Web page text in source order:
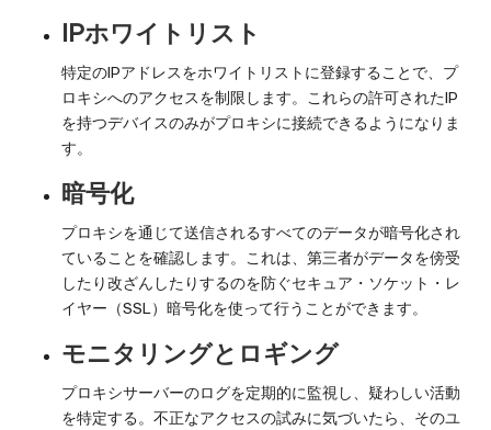
IPホワイトリスト
特定のIPアドレスをホワイトリストに登録することで、プ
ロキシへのアクセスを制限します。これらの許可されたIP
を持つデバイスのみがプロキシに接続できるようになりま
す。
暗号化
プロキシを通じて送信されるすべてのデータが暗号化され
ていることを確認します。これは、第三者がデータを傍受
したり改ざんしたりするのを防ぐセキュア・ソケット・レ
イヤー（SSL）暗号化を使って行うことができます。
モニタリングとロギング
プロキシサーバーのログを定期的に監視し、疑わしい活動
を特定する。不正なアクセスの試みに気づいたら、そのユ